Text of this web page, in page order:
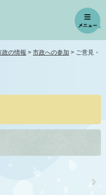
政の情報 > 市政への参加 > ご意見・